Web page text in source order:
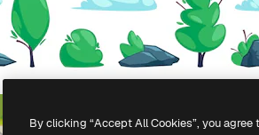
Alle rechten voorbehouden.
By clicking “Accept All Cookies”, you